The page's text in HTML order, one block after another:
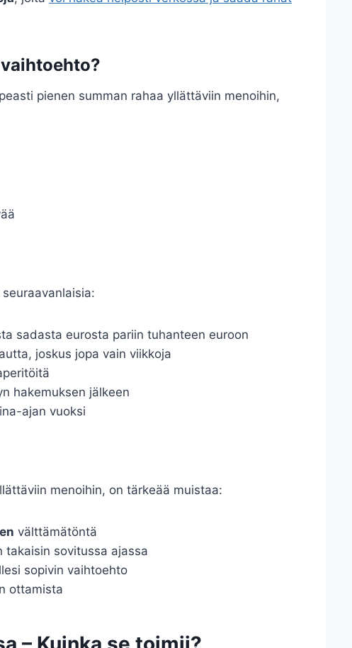
pienen summan rahaa yllättäviin menoihin,
sadasta eurosta pariin tuhanteen euroon
joskus jopa vain viikkoja
hakemuksen jälkeen
ajan vuoksi
menoihin, on tärkeää muistaa:
välttämätöntä
takaisin sovitussa ajassa
sopivin vaihtoehto
ottamista